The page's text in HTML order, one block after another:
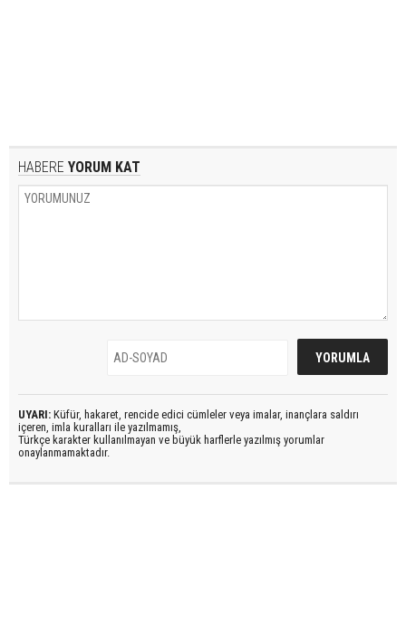
HABERE YORUM KAT
UYARI: Küfür, hakaret, rencide edici cümleler veya imalar, inançlara saldırı
içeren, imla kuralları ile yazılmamış,
Türkçe karakter kullanılmayan ve büyük harflerle yazılmış yorumlar
onaylanmamaktadır.